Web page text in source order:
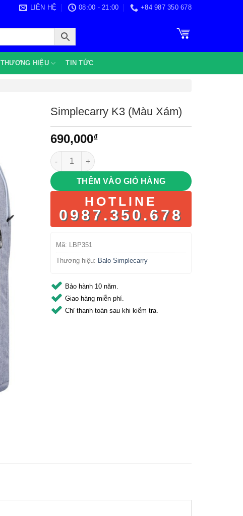
LIÊN HỆ 08:00 - 21:00 +84 987 350 678
THƯƠNG HIỆU TIN TỨC
Simplecarry K3 (Màu Xám)
690,000₫
Simplecarry K3 (Màu Xám) số lượng
THÊM VÀO GIỎ HÀNG
HOTLINE
0987.350.678
Mã: LBP351
Thương hiệu: Balo Simplecarry
Bảo hành 10 năm.
Giao hàng miễn phí.
Chỉ thanh toán sau khi kiểm tra.